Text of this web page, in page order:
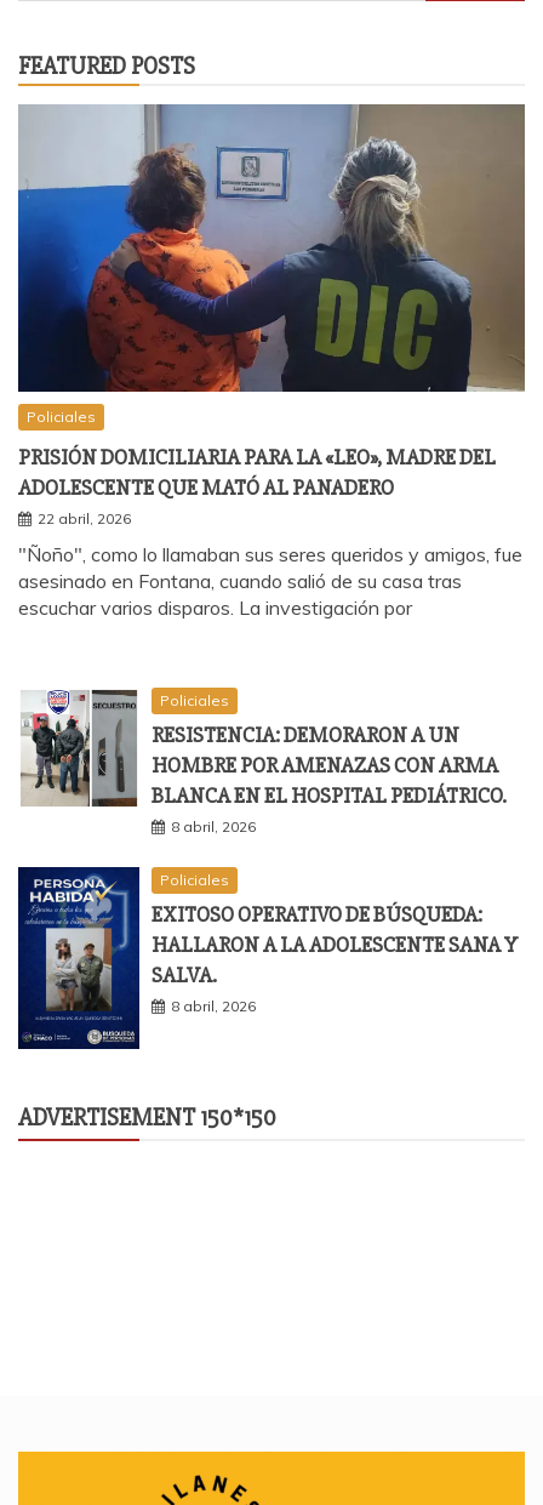
FEATURED POSTS
Policiales
PRISIÓN DOMICILIARIA PARA LA «LEO», MADRE DEL
ADOLESCENTE QUE MATÓ AL PANADERO
22 abril, 2026
"Ñoño", como lo llamaban sus seres queridos y amigos, fue
asesinado en Fontana, cuando salió de su casa tras
escuchar varios disparos. La investigación por
Policiales
RESISTENCIA: DEMORARON A UN
HOMBRE POR AMENAZAS CON ARMA
BLANCA EN EL HOSPITAL PEDIÁTRICO.
8 abril, 2026
Policiales
EXITOSO OPERATIVO DE BÚSQUEDA:
HALLARON A LA ADOLESCENTE SANA Y
SALVA.
8 abril, 2026
ADVERTISEMENT 150*150